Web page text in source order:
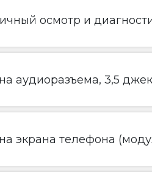
осмотр и
аудиоразъема, 3,5 джек
экрана телефона